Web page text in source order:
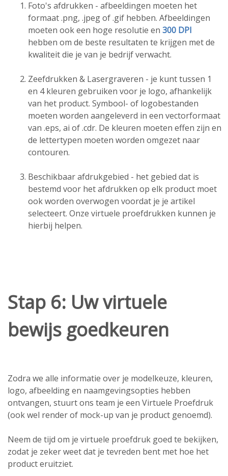
Foto's afdrukken - afbeeldingen moeten het
formaat .png, .jpeg of .gif hebben. Afbeeldingen
moeten ook een hoge resolutie en 300 DPI
hebben om de beste resultaten te krijgen met de
kwaliteit die je van je bedrijf verwacht.
Zeefdrukken & Lasergraveren - je kunt tussen 1
en 4 kleuren gebruiken voor je logo, afhankelijk
van het product. Symbool- of logobestanden
moeten worden aangeleverd in een vectorformaat
van .eps, ai of .cdr. De kleuren moeten effen zijn en
de lettertypen moeten worden omgezet naar
contouren.
Beschikbaar afdrukgebied - het gebied dat is
bestemd voor het afdrukken op elk product moet
ook worden overwogen voordat je je artikel
selecteert. Onze virtuele proefdrukken kunnen je
hierbij helpen.
Stap 6: Uw virtuele
bewijs goedkeuren
Zodra we alle informatie over je modelkeuze, kleuren,
logo, afbeelding en naamgevingsopties hebben
ontvangen, stuurt ons team je een Virtuele Proefdruk
(ook wel render of mock-up van je product genoemd).
Neem de tijd om je virtuele proefdruk goed te bekijken,
zodat je zeker weet dat je tevreden bent met hoe het
product eruitziet.